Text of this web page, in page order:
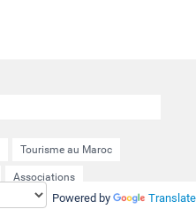
Powered by Translate
Tourisme au Maroc
Associations
Actualités cinéma